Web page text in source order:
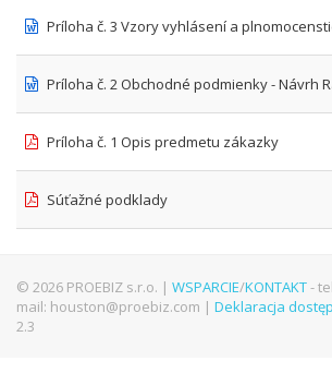
Príloha č. 3 Vzory vyhlásení a
Príloha č. 2 Obchodné podmienky - Návrh
Príloha č. 1 Opis predmetu zákazky
Súťažné podklady
© 2026 PROEBIZ s.r.o. | WSPARCIE/KONTAKT-
mail: houston@proebiz.com | Deklaracja
2.3